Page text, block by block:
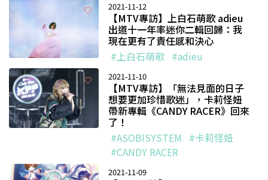
2021-11-12
【MTV專訪】上白石萌歌 adieu
出道十一年率迷你二輯回歸：我
現在更有了責任感和決心
#上白石萌歌 #adieu
2021-11-10
【MTV專訪】「無法見面的日子
想要更加珍惜歌迷」，卡莉怪妞
帶新專輯《CANDY RACER》回來
了！
#ASOBISYSTEM
#卡莉怪妞
#CANDY RACER
2021-11-09